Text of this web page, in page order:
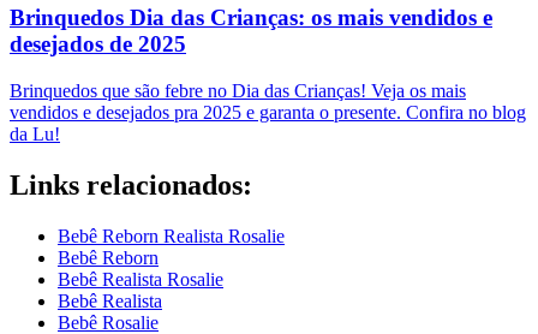
Brinquedos Dia das Crianças: os mais vendidos e
desejados de 2025
Brinquedos que são febre no Dia das Crianças! Veja os mais
vendidos e desejados pra 2025 e garanta o presente. Confira no blog
da Lu!
Links relacionados:
Bebê Reborn Realista Rosalie
Bebê Reborn
Bebê Realista Rosalie
Bebê Realista
Bebê Rosalie